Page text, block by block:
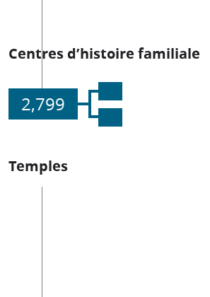
Centres d’histoire familiale
2,799
Temples